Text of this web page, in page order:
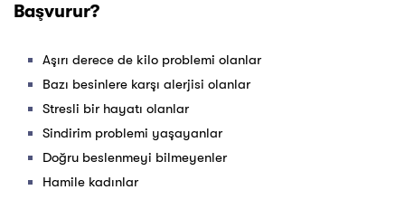
Başvurur?
Aşırı derece de kilo problemi olanlar
Bazı besinlere karşı alerjisi olanlar
Stresli bir hayatı olanlar
Sindirim problemi yaşayanlar
Doğru beslenmeyi bilmeyenler
Hamile kadınlar